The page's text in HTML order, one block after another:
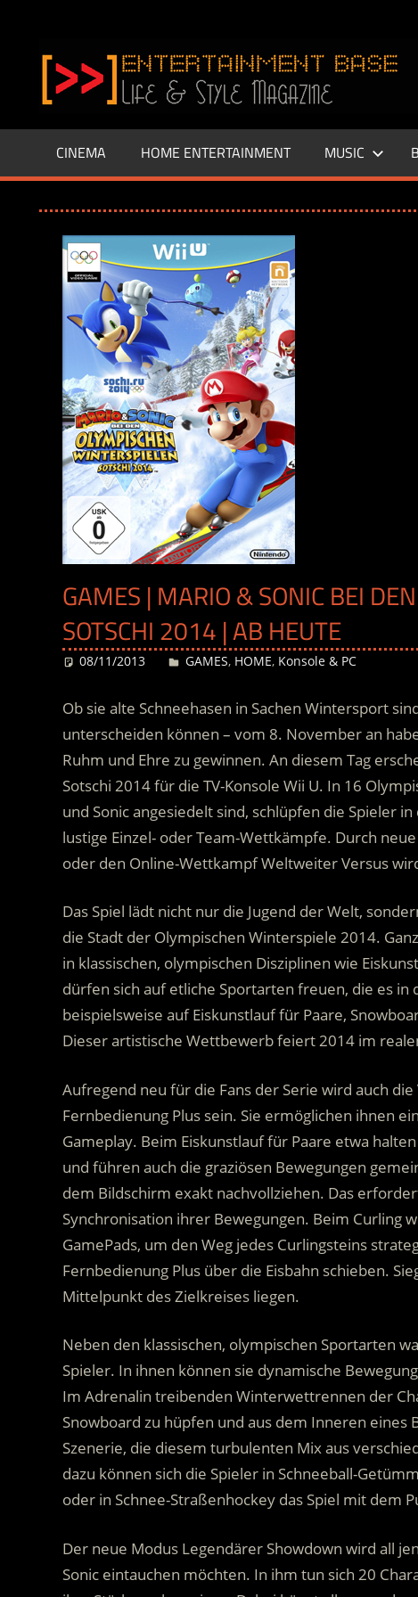
springenBase.de
CINEMA HOME ENTERTAINMENT MUSIC
GAMES | MARIO & SONIC BEI
SOTSCHI 2014 | AB HEUTE
08/11/2013 Desiree
GAMES, HOME, Konsole & PC
Ob sie alte Schneehasen in Sachen Wintersport
unterscheiden können – vom 8. November an
Ruhm und Ehre zu gewinnen. An diesem Tag
Sotschi 2014 für die TV-Konsole Wii U. In 16
und Sonic angesiedelt sind, schlüpfen die Spieler
lustige Einzel- oder Team-Wettkämpfe. Durch
oder den Online-Wettkampf Weltweiter Versus
Das Spiel lädt nicht nur die Jugend der Welt,
die Stadt der Olympischen Winterspiele 2014.
in klassischen, olympischen Disziplinen wie
dürfen sich auf etliche Sportarten freuen, die es
beispielsweise auf Eiskunstlauf für Paare,
Dieser artistische Wettbewerb feiert 2014 im
Aufregend neu für die Fans der Serie wird auch
Fernbedienung Plus sein. Sie ermöglichen ihnen
Gameplay. Beim Eiskunstlauf für Paare etwa
und führen auch die graziösen Bewegungen
dem Bildschirm exakt nachvollziehen. Das
Synchronisation ihrer Bewegungen. Beim Curling
GamePads, um den Weg jedes Curlingsteins
Fernbedienung Plus über die Eisbahn schieben.
Mittelpunkt des Zielkreises liegen.
Neben den klassischen, olympischen Sportarten
Spieler. In ihnen können sie dynamische
Im Adrenalin treibenden Winterwettrennen der
Snowboard zu hüpfen und aus dem Inneren eines
Szenerie, die diesem turbulenten Mix aus
dazu können sich die Spieler in Schneeball-
oder in Schnee-Straßenhockey das Spiel mit dem
Der neue Modus Legendärer Showdown wird all
Sonic eintauchen möchten. In ihm tun sich 20